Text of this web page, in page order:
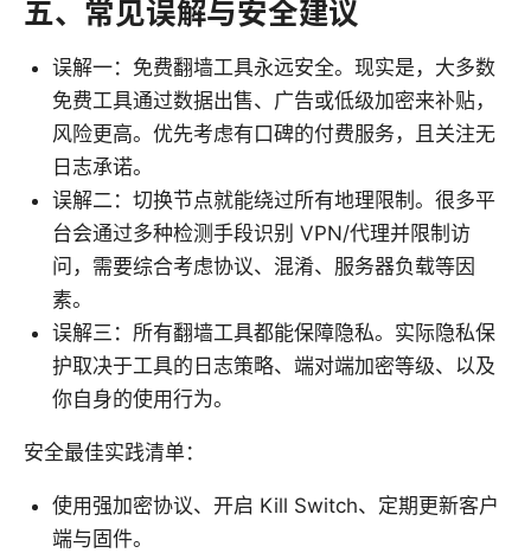
五、常见误解与安全建议
误解一：免费翻墙工具永远安全。现实是，大多数
免费工具通过数据出售、广告或低级加密来补贴，
风险更高。优先考虑有口碑的付费服务，且关注无
日志承诺。
误解二：切换节点就能绕过所有地理限制。很多平
台会通过多种检测手段识别 VPN/代理并限制访
问，需要综合考虑协议、混淆、服务器负载等因
素。
误解三：所有翻墙工具都能保障隐私。实际隐私保
护取决于工具的日志策略、端对端加密等级、以及
你自身的使用行为。
安全最佳实践清单：
使用强加密协议、开启 Kill Switch、定期更新客户
端与固件。